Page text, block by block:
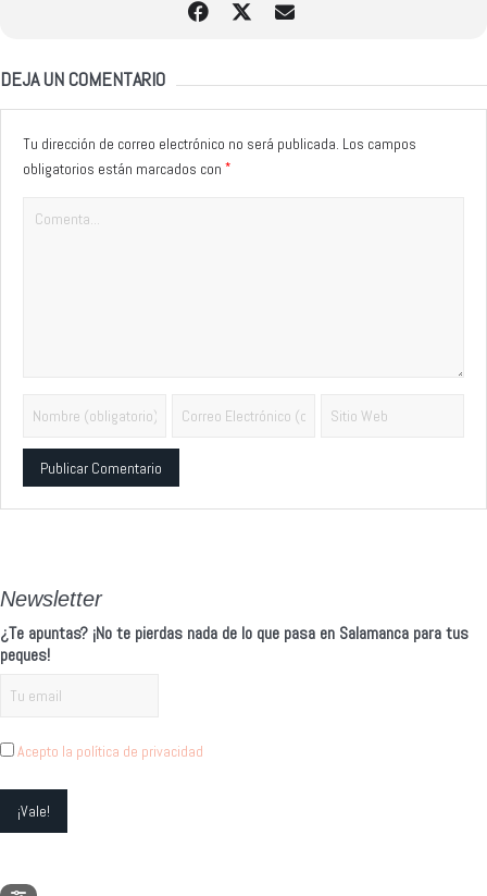
DEJA UN COMENTARIO
Tu dirección de correo electrónico no será publicada. Los campos
obligatorios están marcados con *
Newsletter
¿Te apuntas? ¡No te pierdas nada de lo que pasa en Salamanca para tus
peques!
Acepto la política de privacidad